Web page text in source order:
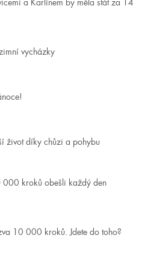
a Karlínem by měla stát za 14
vycházky
život díky chůzi a pohybu
000 kroků obešli každý den
10 000 kroků. Jdete do toho?